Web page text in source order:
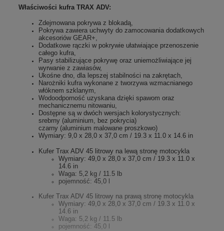
Właściwości kufra TRAX ADV:
Zdejmowana pokrywa z blokadą,
Pokrywa zawiera uchwyty do zamocowania dodatkowych
akcesoriów GEAR+,
Dodatkowe rączki w pokrywie ułatwiające przenoszenie
całego kufra,
Pasy stabilizujące pokrywę oraz uniemożliwiające jej
wyrwanie z zawiasów,
Ukośne dno, dla lepszej stabilności na zakrętach,
Narożniki kufra wykonane z tworzywa wzmacnianego
włóknem szklanym,
Wodoodporność uzyskana dzięki spawom oraz
mechanicznemu nitowaniu,
Dostępne są w dwóch wersjach kolorystycznych:
srebrny (aluminium, bez pokrycia)
czarny (aluminium malowane proszkowo)
Wymiary: 9,0 x 28,0 x 37,0 cm / 19.3 x 11.0 x 14.6 in
Kufer Trax ADV 45 litrowy na lewą stronę motocykla
Wymiary: 49,0 x 28,0 x 37,0 cm / 19.3 x 11.0 x
14.6 in
Waga: 5,2 kg / 11.5 lb
pojemność: 45,0 l
Kufer Trax ADV 45 litrowy na prawą stronę motocykla
Wymiary: 49,0 x 28,0 x 37,0 cm / 19.3 x 11.0 x
14.6 in
Waga: 5,2 kg / 11.5 lb
pojemność: 45,0 l